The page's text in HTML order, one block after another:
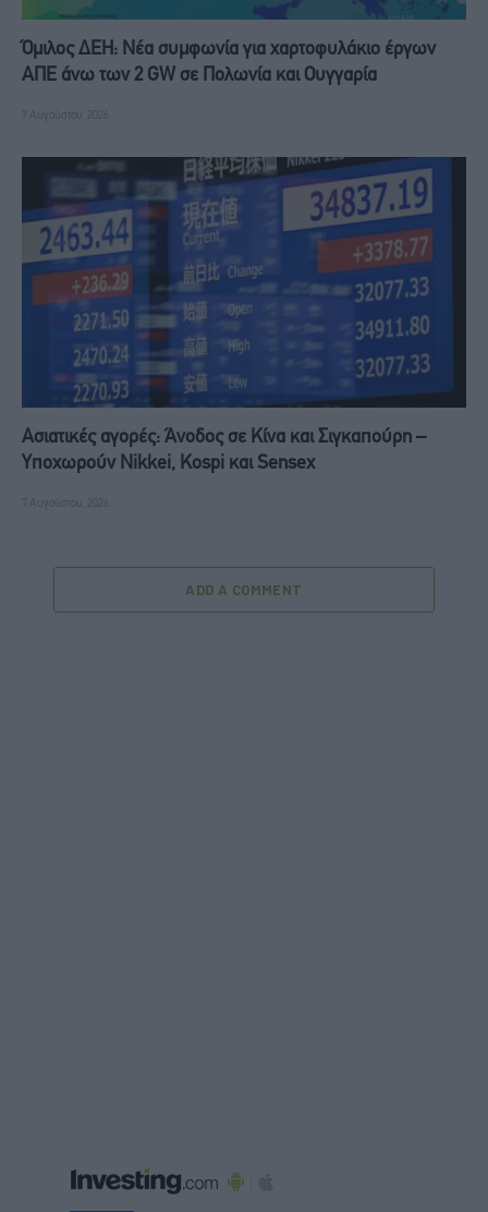
Όμιλος ΔΕΗ: Νέα συμφωνία για χαρτοφυλάκιο έργων
ΑΠΕ άνω των 2 GW σε Πολωνία και Ουγγαρία
7 Αυγούστου, 2026
Ασιατικές αγορές: Άνοδος σε Κίνα και Σιγκαπούρη –
Υποχωρούν Nikkei, Kospi και Sensex
7 Αυγούστου, 2026
ADD A COMMENT